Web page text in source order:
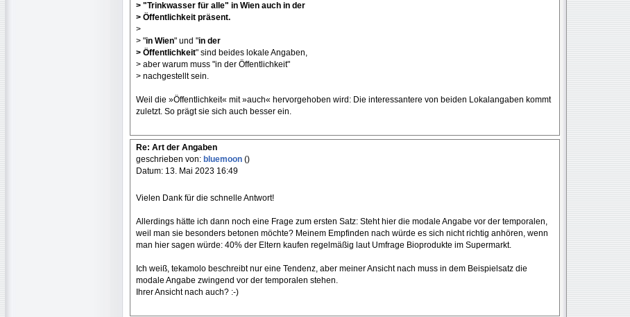
> "Trinkwasser für alle" in Wien auch in der
> Öffentlichkeit präsent.
>
> "in Wien" und "in der
> Öffentlichkeit" sind beides lokale Angaben,
> aber warum muss "in der Öffentlichkeit"
> nachgestellt sein.
Weil die »Öffentlichkeit« mit »auch« hervorgehoben wird: Die interessantere von beiden Lokalangaben kommt
zuletzt. So prägt sie sich auch besser ein.
Re: Art der Angaben
geschrieben von: bluemoon ()
Datum: 13. Mai 2023 16:49
Vielen Dank für die schnelle Antwort!
Allerdings hätte ich dann noch eine Frage zum ersten Satz: Steht hier die modale Angabe vor der temporalen,
weil man sie besonders betonen möchte? Meinem Empfinden nach würde es sich nicht richtig anhören, wenn
man hier sagen würde: 40% der Eltern kaufen regelmäßig laut Umfrage Bioprodukte im Supermarkt.
Ich weiß, tekamolo beschreibt nur eine Tendenz, aber meiner Ansicht nach muss in dem Beispielsatz die
modale Angabe zwingend vor der temporalen stehen.
Ihrer Ansicht nach auch? :-)